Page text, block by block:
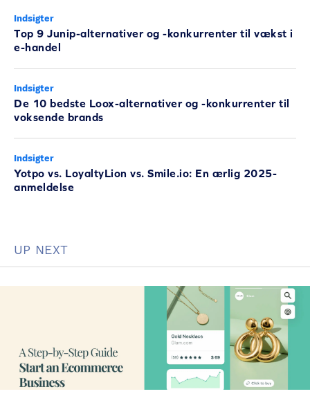
Indsigter
Top 9 Junip-alternativer og -konkurrenter til vækst i
e-handel
Indsigter
De 10 bedste Loox-alternativer og -konkurrenter til
voksende brands
Indsigter
Yotpo vs. LoyaltyLion vs. Smile.io: En ærlig 2025-
anmeldelse
UP NEXT